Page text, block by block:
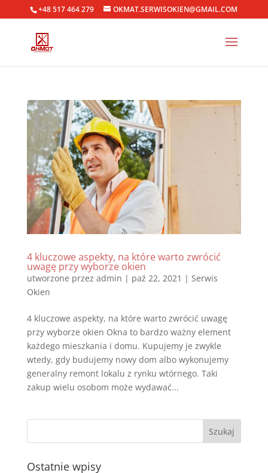
+48 517 464 279 OKMAT.SERWISOKIEN@GMAIL.COM
4 kluczowe aspekty, na które warto zwrócić
uwagę przy wyborze okien
utworzone przez admin | paź 22, 2021 | Serwis
Okien
4 kluczowe aspekty, na które warto zwrócić uwagę
przy wyborze okien Okna to bardzo ważny element
każdego mieszkania i domu. Kupujemy je zwykle
wtedy, gdy budujemy nowy dom albo wykonujemy
generalny remont lokalu z rynku wtórnego. Taki
zakup wielu osobom może wydawać...
Ostatnie wpisy